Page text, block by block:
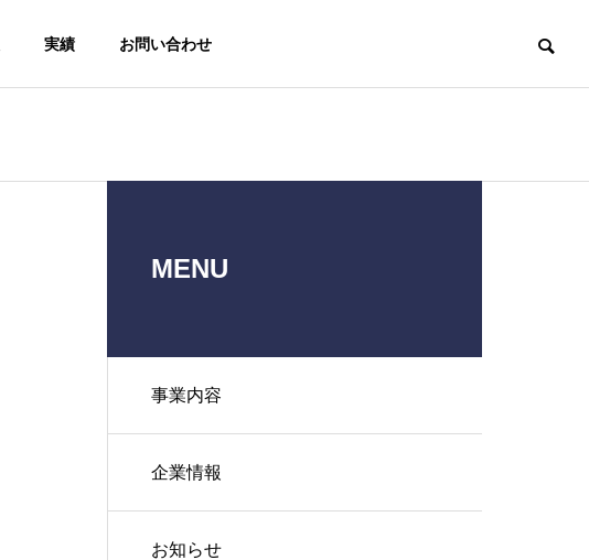
実績 お問い合わせ
Labor
Association
e-asy電子申
MENU
事業内容
企業情報
お知らせ